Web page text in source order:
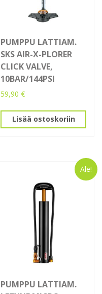
PUMPPU LATTIAM.
SKS AIR-X-PLORER
CLICK VALVE,
10BAR/144PSI
59,90€
Lisää ostoskoriin
Ale!
PUMPPU LATTIAM.